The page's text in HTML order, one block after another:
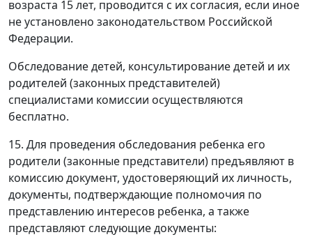
возраста 15 лет, проводится с их согласия, если иное
не установлено законодательством Российской
Федерации.
Обследование детей, консультирование детей и их
родителей (законных представителей)
специалистами комиссии осуществляются
бесплатно.
15. Для проведения обследования ребенка его
родители (законные представители) предъявляют в
комиссию документ, удостоверяющий их личность,
документы, подтверждающие полномочия по
представлению интересов ребенка, а также
представляют следующие документы: